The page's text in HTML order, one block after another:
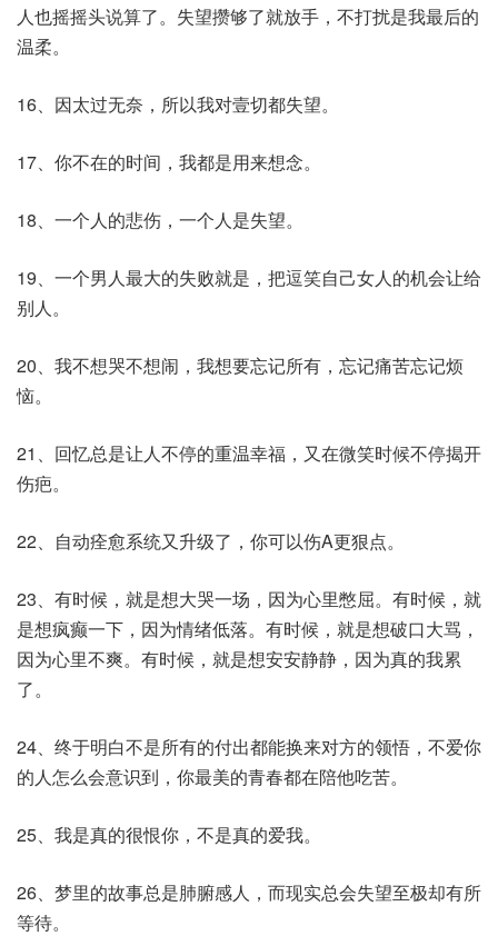
人也摇摇头说算了。失望攒够了就放手，不打扰是我最后的
温柔。
16、因太过无奈，所以我对壹切都失望。
17、你不在的时间，我都是用来想念。
18、一个人的悲伤，一个人是失望。
19、一个男人最大的失败就是，把逗笑自己女人的机会让给
别人。
20、我不想哭不想闹，我想要忘记所有，忘记痛苦忘记烦
恼。
21、回忆总是让人不停的重温幸福，又在微笑时候不停揭开
伤疤。
22、自动痊愈系统又升级了，你可以伤A更狠点。
23、有时候，就是想大哭一场，因为心里憋屈。有时候，就
是想疯癫一下，因为情绪低落。有时候，就是想破口大骂，
因为心里不爽。有时候，就是想安安静静，因为真的我累
了。
24、终于明白不是所有的付出都能换来对方的领悟，不爱你
的人怎么会意识到，你最美的青春都在陪他吃苦。
25、我是真的很恨你，不是真的爱我。
26、梦里的故事总是肺腑感人，而现实总会失望至极却有所
等待。